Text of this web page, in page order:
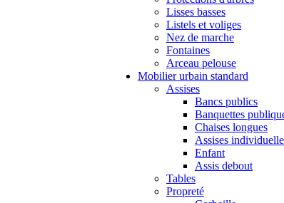
Lisses basses
Listels et voliges
Nez de marche
Fontaines
Arceau pelouse
Mobilier urbain standard
Assises
Bancs publics
Banquettes
Chaises longues
Assises
Enfant
Assis debout
Tables
Propreté